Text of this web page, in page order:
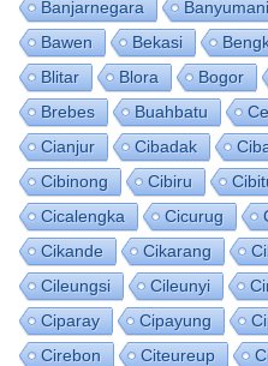
Banjarnegara
Bawen
Bekasi
Blitar
Blora Bogor
Brebes
Buahbatu
Cianjur
Cibadak
Cibinong
Cibiru
Cicalengka
Cicurug
Cikande
Cikarang
Cileungsi
Cileunyi
Ciparay
Cipayung
Cirebon
Citeureup